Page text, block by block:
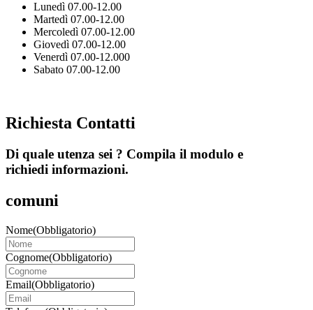
Lunedì 07.00-12.00
Martedì 07.00-12.00
Mercoledì 07.00-12.00
Giovedì 07.00-12.00
Venerdì 07.00-12.000
Sabato 07.00-12.00
Richiesta Contatti
Di quale utenza sei ? Compila il modulo e
richiedi informazioni.
comuni
Nome(Obbligatorio)
Cognome(Obbligatorio)
Email(Obbligatorio)